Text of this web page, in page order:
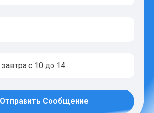
Отправить Сообщение